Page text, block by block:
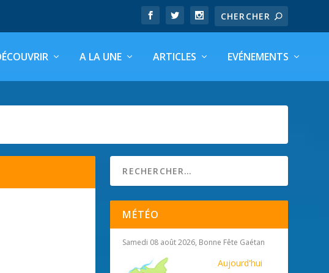
A LA UNE ARTICLES EVÉNEMENTS
MÉTÉO
Samedi 08 août 2026, Bonne Fête Gaétan
Aujourd'hui